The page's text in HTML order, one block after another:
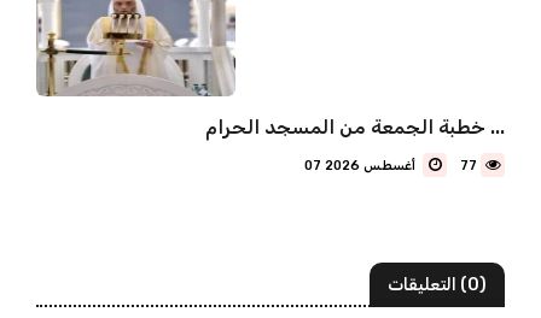
خطبة الجمعة من المسجد الحرام ...
77
(0) التعليقات